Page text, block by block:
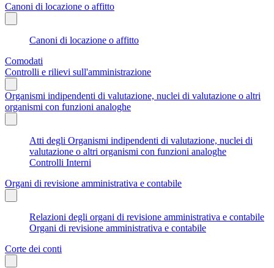
Canoni di locazione o affitto
Canoni di locazione o affitto
Comodati
Controlli e rilievi sull'amministrazione
Organismi indipendenti di valutazione, nuclei di valutazione o altri
organismi con funzioni analoghe
Atti degli Organismi indipendenti di valutazione, nuclei di
valutazione o altri organismi con funzioni analoghe
Controlli Interni
Organi di revisione amministrativa e contabile
Relazioni degli organi di revisione amministrativa e contabile
Organi di revisione amministrativa e contabile
Corte dei conti